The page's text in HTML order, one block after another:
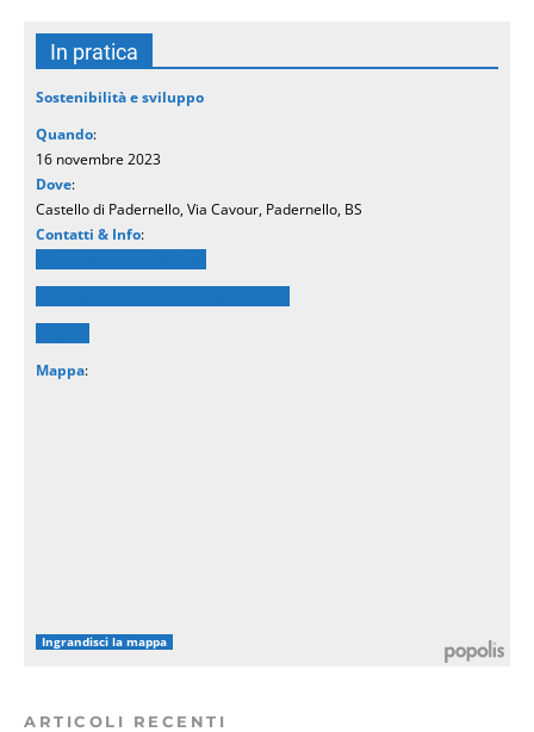
In pratica
Sostenibilità e sviluppo
Quando:
16 novembre 2023
Dove:
Castello di Padernello, Via Cavour, Padernello, BS
Contatti & Info:
Mappa:
Ingrandisci la mappa
ARTICOLI RECENTI